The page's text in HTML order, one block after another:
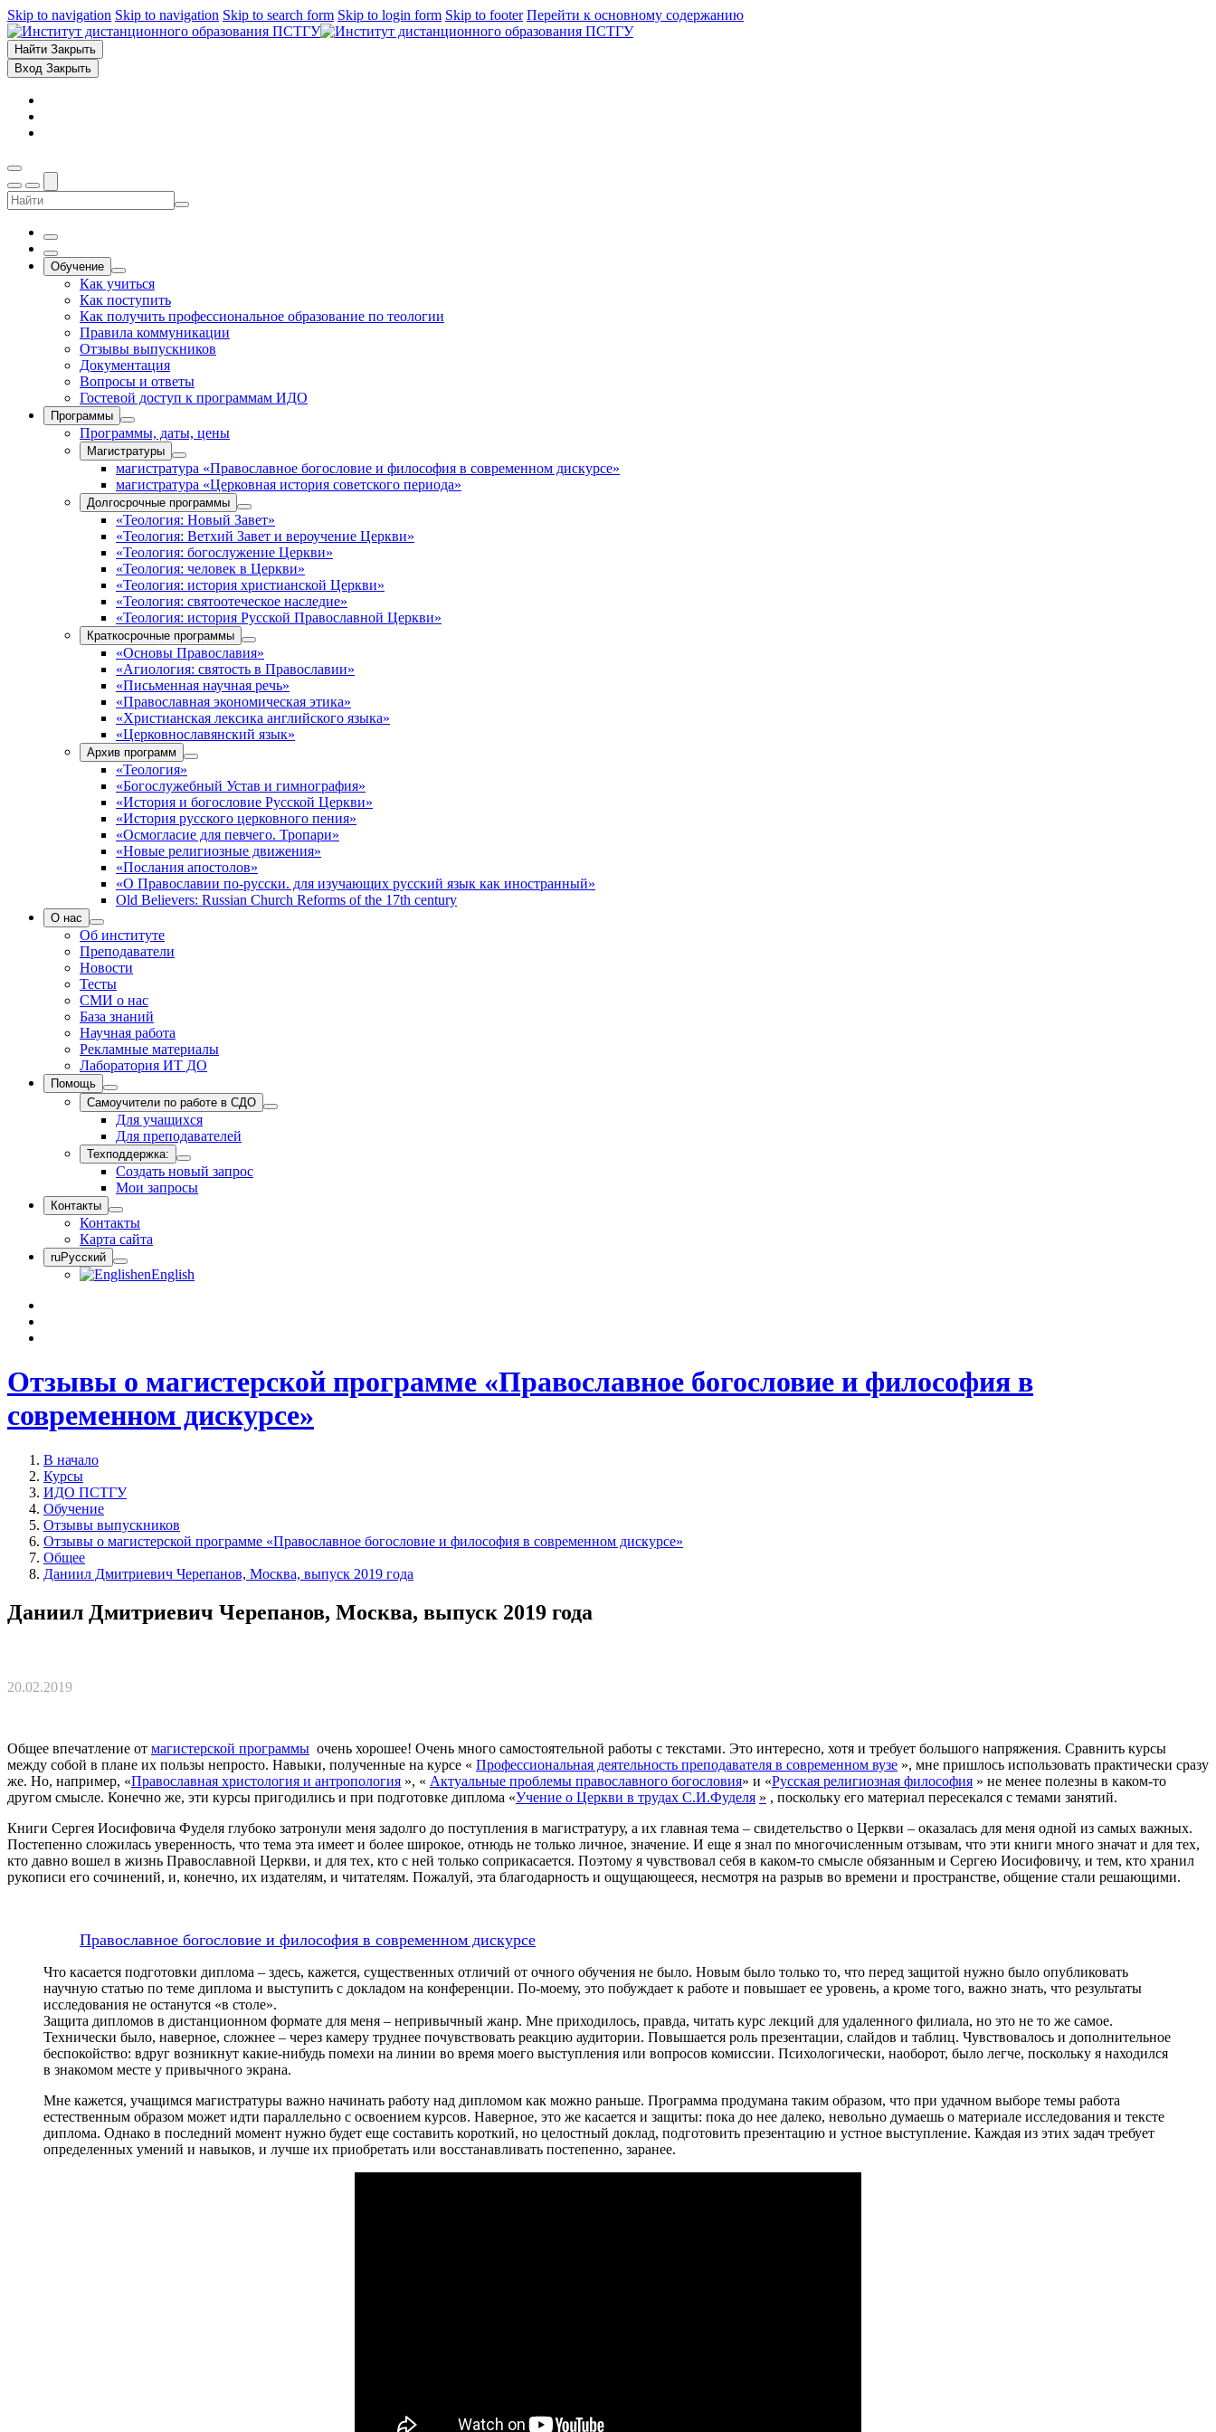
Skip to navigation Skip to navigation Skip to search form Skip to login form Skip to footer Перейти к основному содержанию
Найти Закрыть
Вход Закрыть
Обучение
Как учиться
Как поступить
Как получить профессиональное образование по теологии
Правила коммуникации
Отзывы выпускников
Документация
Вопросы и ответы
Гостевой доступ к программам ИДО
Программы
Программы, даты, цены
Магистратуры
магистратура «Православное богословие и философия в современном дискурсе»
магистратура «Церковная история советского периода»
Долгосрочные программы
«Теология: Новый Завет»
«Теология: Ветхий Завет и вероучение Церкви»
«Теология: богослужение Церкви»
«Теология: человек в Церкви»
«Теология: история христианской Церкви»
«Теология: святоотеческое наследие»
«Теология: история Русской Православной Церкви»
Краткосрочные программы
«Основы Православия»
«Агиология: святость в Православии»
«Письменная научная речь»
«Православная экономическая этика»
«Христианская лексика английского языка»
«Церковнославянский язык»
Архив программ
«Теология»
«Богослужебный Устав и гимнография»
«История и богословие Русской Церкви»
«История русского церковного пения»
«Осмогласие для певчего. Тропари»
«Новые религиозные движения»
«Послания апостолов»
«О Православии по-русски. для изучающих русский язык как иностранный»
Old Believers: Russian Church Reforms of the 17th century
О нас
Об институте
Преподаватели
Новости
Тесты
СМИ о нас
База знаний
Научная работа
Рекламные материалы
Лаборатория ИТ ДО
Помощь
Самоучители по работе в СДО
Для учащихся
Для преподавателей
Техподдержка:
Создать новый запрос
Мои запросы
Контакты
Контакты
Карта сайта
ruРусский
enEnglish
Отзывы о магистерской программе «Православное богословие и философия в
современном дискурсе»
В начало
Курсы
ИДО ПСТГУ
Обучение
Отзывы выпускников
Отзывы о магистерской программе «Православное богословие и философия в современном дискурсе»
Общее
Даниил Дмитриевич Черепанов, Москва, выпуск 2019 года
Даниил Дмитриевич Черепанов, Москва, выпуск 2019 года
20.02.2019
Общее впечатление от магистерской программы очень хорошее! Очень много самостоятельной работы с текстами. Это интересно, хотя и требует большого напряжения. Сравнить курсы
между собой в плане их пользы непросто. Навыки, полученные на курсе « Профессиональная деятельность преподавателя в современном вузе », мне пришлось использовать практически сразу
же. Но, например, «Православная христология и антропология », « Актуальные проблемы православного богословия» и «Русская религиозная философия » не менее полезны в каком-то
другом смысле. Конечно же, эти курсы пригодились и при подготовке диплома «Учение о Церкви в трудах С.И.Фуделя » , поскольку его материал пересекался с темами занятий.
Книги Сергея Иосифовича Фуделя глубоко затронули меня задолго до поступления в магистратуру, а их главная тема – свидетельство о Церкви – оказалась для меня одной из самых важных.
Постепенно сложилась уверенность, что тема эта имеет и более широкое, отнюдь не только личное, значение. И еще я знал по многочисленным отзывам, что эти книги много значат и для тех,
кто давно вошел в жизнь Православной Церкви, и для тех, кто с ней только соприкасается. Поэтому я чувствовал себя в каком-то смысле обязанным и Сергею Иосифовичу, и тем, кто хранил
рукописи его сочинений, и, конечно, их издателям, и читателям. Пожалуй, эта благодарность и ощущающееся, несмотря на разрыв во времени и пространстве, общение стали решающими.
Православное богословие и философия в современном дискурсе
Что касается подготовки диплома – здесь, кажется, существенных отличий от очного обучения не было. Новым было только то, что перед защитой нужно было опубликовать
научную статью по теме диплома и выступить с докладом на конференции. По-моему, это побуждает к работе и повышает ее уровень, а кроме того, важно знать, что результаты
исследования не останутся «в столе».
Защита дипломов в дистанционном формате для меня – непривычный жанр. Мне приходилось, правда, читать курс лекций для удаленного филиала, но это не то же самое.
Технически было, наверное, сложнее – через камеру труднее почувствовать реакцию аудитории. Повышается роль презентации, слайдов и таблиц. Чувствовалось и дополнительное
беспокойство: вдруг возникнут какие-нибудь помехи на линии во время моего выступления или вопросов комиссии. Психологически, наоборот, было легче, поскольку я находился
в знакомом месте у привычного экрана.
Мне кажется, учащимся магистратуры важно начинать работу над дипломом как можно раньше. Программа продумана таким образом, что при удачном выборе темы работа
естественным образом может идти параллельно с освоением курсов. Наверное, это же касается и защиты: пока до нее далеко, невольно думаешь о материале исследования и тексте
диплома. Однако в последний момент нужно будет еще составить короткий, но целостный доклад, подготовить презентацию и устное выступление. Каждая из этих задач требует
определенных умений и навыков, и лучше их приобретать или восстанавливать постепенно, заранее.